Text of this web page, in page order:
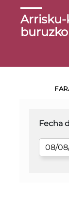
Fecha